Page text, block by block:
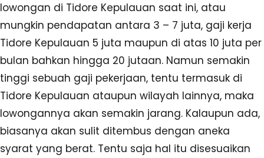
lowongan di Tidore Kepulauan saat ini, atau
mungkin pendapatan antara 3 – 7 juta, gaji kerja
Tidore Kepulauan 5 juta maupun di atas 10 juta per
bulan bahkan hingga 20 jutaan. Namun semakin
tinggi sebuah gaji pekerjaan, tentu termasuk di
Tidore Kepulauan ataupun wilayah lainnya, maka
lowongannya akan semakin jarang. Kalaupun ada,
biasanya akan sulit ditembus dengan aneka
syarat yang berat. Tentu saja hal itu disesuaikan